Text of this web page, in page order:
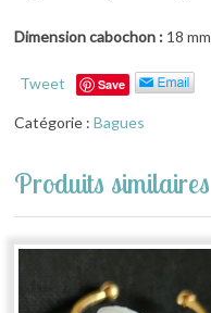
Dimension cabochon : 18 mm
Tweet Save
Catégorie :Bagues
Produits similaires